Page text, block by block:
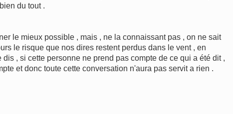
du tout .
le mieux possible , mais , ne la connaissant pas , on ne sait
le risque que nos dires restent perdus dans le vent , en
, si cette personne ne prend pas compte de ce qui a été dit ,
et donc toute cette conversation n'aura pas servit a rien .